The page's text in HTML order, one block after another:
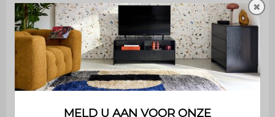
Breedte
slaapgedeelte
118 cm
Maximaal
✖